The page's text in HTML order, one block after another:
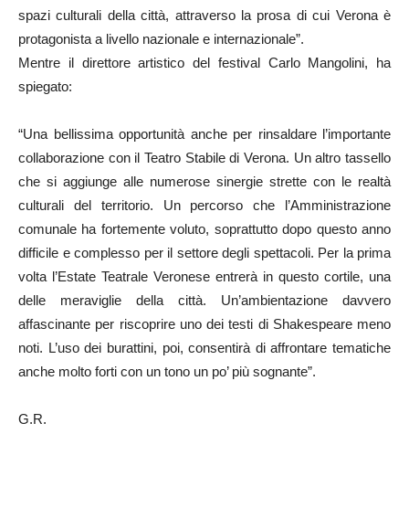
spazi culturali della città, attraverso la prosa di cui Verona è
protagonista a livello nazionale e internazionale”.
Mentre il direttore artistico del festival Carlo Mangolini, ha
spiegato:
“Una bellissima opportunità anche per rinsaldare l’importante
collaborazione con il Teatro Stabile di Verona. Un altro tassello
che si aggiunge alle numerose sinergie strette con le realtà
culturali del territorio. Un percorso che l’Amministrazione
comunale ha fortemente voluto, soprattutto dopo questo anno
difficile e complesso per il settore degli spettacoli. Per la prima
volta l’Estate Teatrale Veronese entrerà in questo cortile, una
delle meraviglie della città. Un’ambientazione davvero
affascinante per riscoprire uno dei testi di Shakespeare meno
noti. L’uso dei burattini, poi, consentirà di affrontare tematiche
anche molto forti con un tono un po’ più sognante”.
G.R.